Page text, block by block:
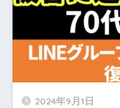
2024年9月1日